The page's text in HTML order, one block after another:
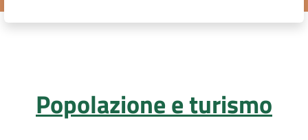
AMBIENTALI
SeguiciPopolazione e turismo